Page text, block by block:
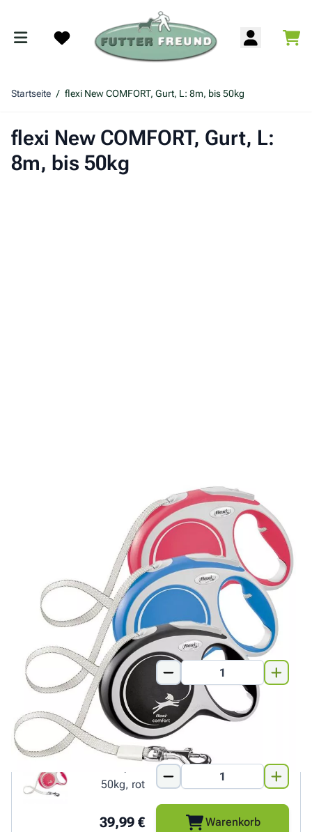
Startseite / flexi New COMFORT, Gurt, L: 8m, bis 50kg
flexi New COMFORT, Gurt, L:
8m, bis 50kg
Die Gurt-Roll-Leine von Flexi hat einiges zu bieten. Sie ist
mit einem Softgriff und einem Kurzhub-Bremssystem
ausgestattet. Die Größe des Griffes ist einstellbar. Zudem
ist sie erweiterbar mit der Flexi Multi Box für Snacks und
dem LED Lighting System für Beleuchtung abends beim
Spaziergehen.
L: 8m, bis
50kg, blau
39,99 € Warenkorb
50kg, rot
39,99 € Warenkorb